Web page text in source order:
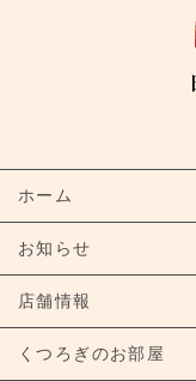
ホーム
お知らせ
店舗情報
くつろぎのお部屋